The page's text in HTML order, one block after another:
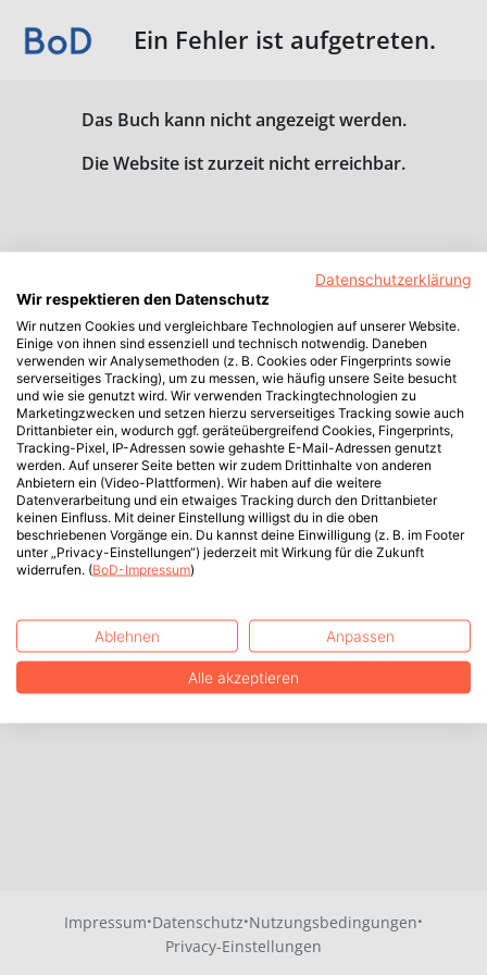
Ein Fehler ist aufgetreten.
Das Buch kann nicht angezeigt werden.
Die Website ist zurzeit nicht erreichbar.
Impressum·Datenschutz·Nutzungsbedingungen·
Privacy-Einstellungen
Datenschutzerklärung
Wir respektieren den Datenschutz
Wir nutzen Cookies und vergleichbare Technologien auf unserer Website.
Einige von ihnen sind essenziell und technisch notwendig. Daneben
verwenden wir Analysemethoden (z. B. Cookies oder Fingerprints sowie
serverseitiges Tracking), um zu messen, wie häufig unsere Seite besucht
und wie sie genutzt wird. Wir verwenden Trackingtechnologien zu
Marketingzwecken und setzen hierzu serverseitiges Tracking sowie auch
Drittanbieter ein, wodurch ggf. geräteübergreifend Cookies, Fingerprints,
Tracking-Pixel, IP-Adressen sowie gehashte E-Mail-Adressen genutzt
werden. Auf unserer Seite betten wir zudem Drittinhalte von anderen
Anbietern ein (Video-Plattformen). Wir haben auf die weitere
Datenverarbeitung und ein etwaiges Tracking durch den Drittanbieter
keinen Einfluss. Mit deiner Einstellung willigst du in die oben
beschriebenen Vorgänge ein. Du kannst deine Einwilligung (z. B. im Footer
unter „Privacy-Einstellungen“) jederzeit mit Wirkung für die Zukunft
widerrufen. (BoD-Impressum)
Ablehnen Anpassen
Alle akzeptieren